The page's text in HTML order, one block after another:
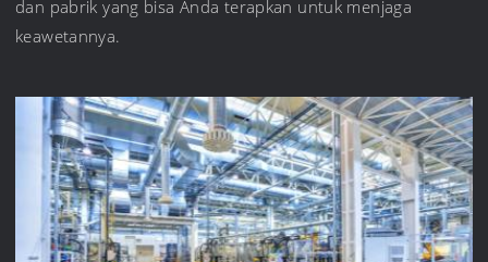
dan pabrik yang bisa Anda terapkan untuk menjaga
keawetannya.